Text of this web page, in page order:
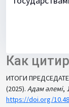
Как
ИТОГИ
(2025). Адам әлемі,
https://doi.org/